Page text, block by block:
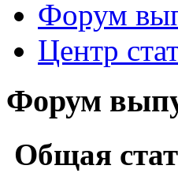
Форум
Центр
Форум
Общая